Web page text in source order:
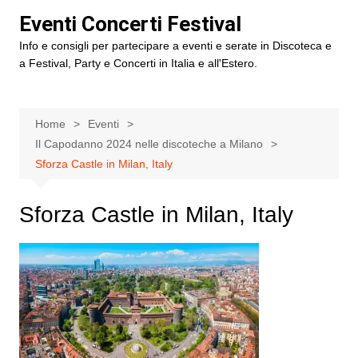
contenuto
Eventi Concerti Festival
Info e consigli per partecipare a eventi e serate in Discoteca e
a Festival, Party e Concerti in Italia e all'Estero.
Home
Eventi
Il Capodanno 2024 nelle discoteche a Milano
Sforza Castle in Milan, Italy
Sforza Castle in Milan, Italy